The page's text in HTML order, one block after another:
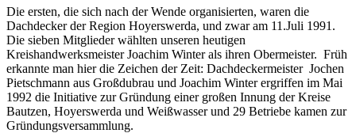
Die ersten, die sich nach der Wende organisierten, waren die
Dachdecker der Region Hoyerswerda, und zwar am 11.Juli 1991.
Die sieben Mitglieder wählten unseren heutigen
Kreishandwerksmeister Joachim Winter als ihren Obermeister. Früh
erkannte man hier die Zeichen der Zeit: Dachdeckermeister Jochen
Pietschmann aus Großdubrau und Joachim Winter ergriffen im Mai
1992 die Initiative zur Gründung einer großen Innung der Kreise
Bautzen, Hoyerswerda und Weißwasser und 29 Betriebe kamen zur
Gründungsversammlung.